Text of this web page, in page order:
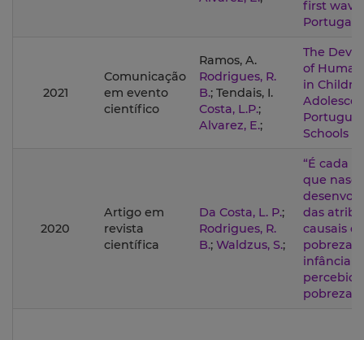
first
Portugal
2021
Comunicação
em evento
científico
Ramos, A.
Rodrigues, R.
B.; Tendais, I.
Costa, L.P.;
Alvarez, E.;
The
of
in
Schools
2020
Artigo em
revista
científica
Da Costa, L. P.;
Rodrigues, R.
B.; Waldzus, S.;
“É cada
que
das
causais
pobreza
infância e
pobreza